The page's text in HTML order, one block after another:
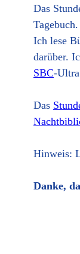
Das
Tagebuch.
Ich lese
darüber.
SBC-
Das
Hinweis:
Danke,